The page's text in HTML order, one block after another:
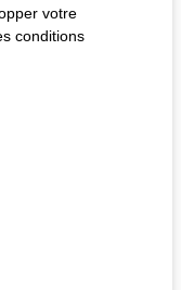
votre
conditions